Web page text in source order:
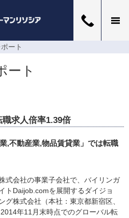
ート
ート
求人倍率1.39倍
,不動産業,物品賃貸業」では転職
式会社の事業子会社で、バイリンガ
トDaijob.comを展開するダイジョ
グ株式会社（本社：東京都新宿区、
年11月末時点でのグローバル転